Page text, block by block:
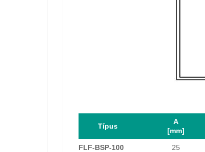
FLF-BSP-100 25
Típus
A
[mm]